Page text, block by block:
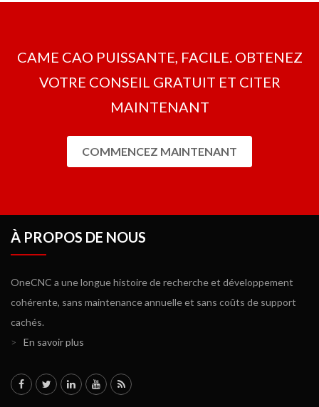
CAME CAO PUISSANTE, FACILE. OBTENEZ
VOTRE CONSEIL GRATUIT ET CITER
MAINTENANT
COMMENCEZ MAINTENANT
À PROPOS DE NOUS
OneCNC a une longue histoire de recherche et développement
cohérente, sans maintenance annuelle et sans coûts de support
cachés.
>
En savoir plus